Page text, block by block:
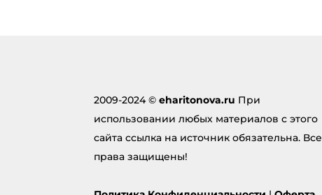
2009-2024 ©eharitonova.ru При
использовании любых материалов с этого
сайта ссылка на источник обязательна. Все
права защищены!